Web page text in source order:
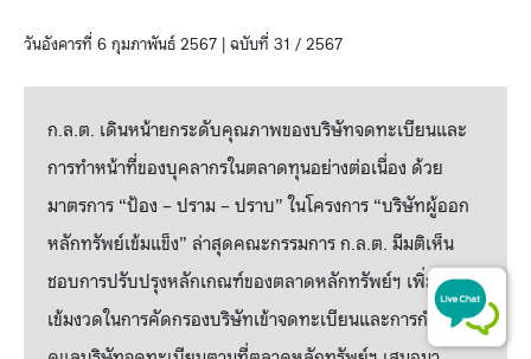
วันอังคารที่ 6 กุมภาพันธ์ 2567 | ฉบับที่ 31 / 2567
ก.ล.ต. เดินหน้ายกระดับคุณภาพของบริษัทจดทะเบียนและ
การทำหน้าที่ของบุคลากรในตลาดทุนอย่างต่อเนื่อง ด้วย
มาตรการ “ป้อง – ปราม – ปราบ” ในโครงการ “บริษัทผู้ออก
หลักทรัพย์เข้มแข็ง” ล่าสุดคณะกรรมการ ก.ล.ต. มีมติเห็น
ชอบการปรับปรุงหลักเกณฑ์ของตลาดหลักทรัพย์ฯ เพิ่มความ
เข้มงวดในการคัดกรองบริษัทเข้าจดทะเบียนและการกำกับ